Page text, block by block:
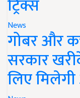
ट्रिक्स
News
गोबर और
सरकार
लिए